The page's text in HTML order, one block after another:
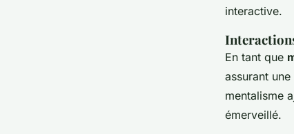
interactive.
En tant que
assurant une
mentalisme
émerveillé.